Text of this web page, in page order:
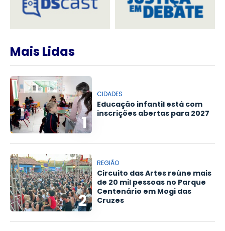
Mais Lidas
1
CIDADES
Educação infantil está com
inscrições abertas para 2027
2
REGIÃO
Circuito das Artes reúne mais
de 20 mil pessoas no Parque
Centenário em Mogi das
Cruzes